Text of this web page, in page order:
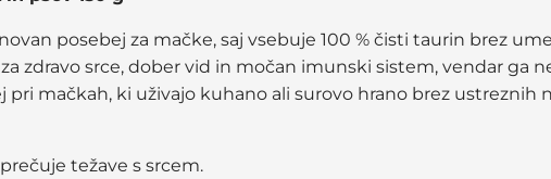
posebej za mačke, saj vsebuje 100 % čisti taurin brez
zdravo srce, dober vid in močan imunski sistem, vendar ga
mačkah, ki uživajo kuhano ali surovo hrano brez ustreznih
težave s srcem.